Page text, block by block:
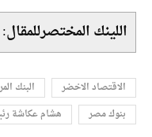
اللينك المختصرللمقال:
الاقتصاد الاخضر البنك
بنوك مصر
هشام عكاشة